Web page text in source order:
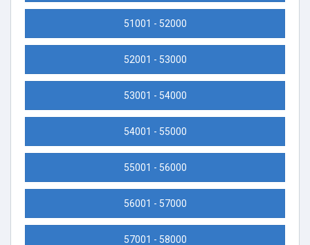
51001 - 52000
52001 - 53000
53001 - 54000
54001 - 55000
55001 - 56000
56001 - 57000
57001 - 58000